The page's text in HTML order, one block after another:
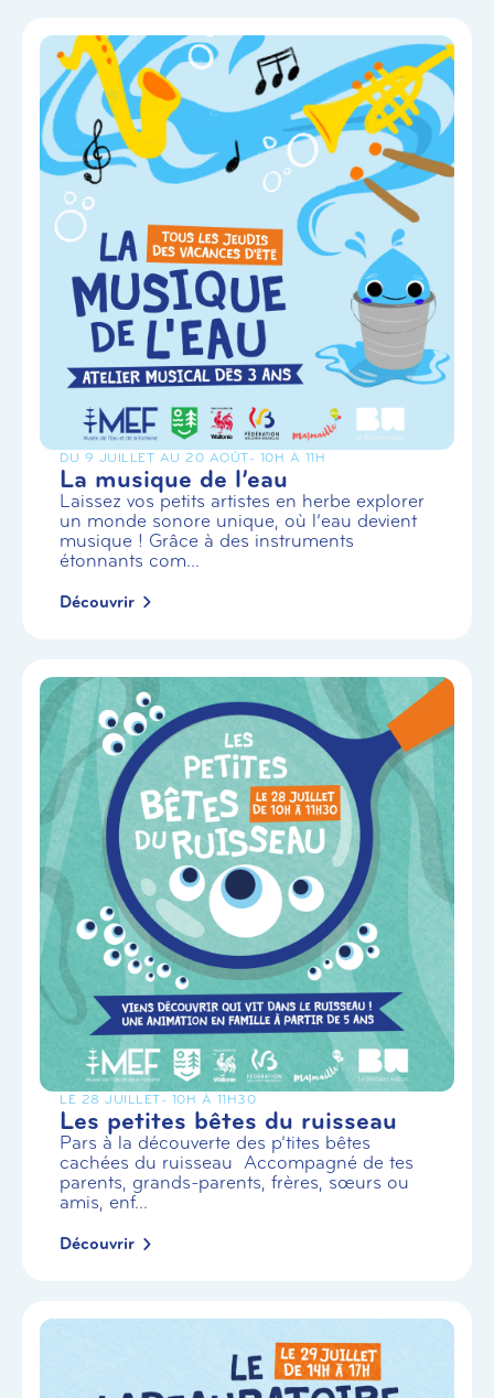
DU 9 JUILLET AU 20 AOÛT- 10H À 11H
La musique de l’eau
Laissez vos petits artistes en herbe explorer
un monde sonore unique, où l’eau devient
musique ! Grâce à des instruments
étonnants com...
Découvrir
LE 28 JUILLET- 10H À 11H30
Les petites bêtes du ruisseau
Pars à la découverte des p’tites bêtes
cachées du ruisseau Accompagné de tes
parents, grands-parents, frères, sœurs ou
amis, enf...
Découvrir